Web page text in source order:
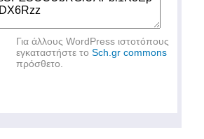
Για άλλους WordPress ιστοτόπους
εγκαταστήστε το Sch.gr commons
πρόσθετο.